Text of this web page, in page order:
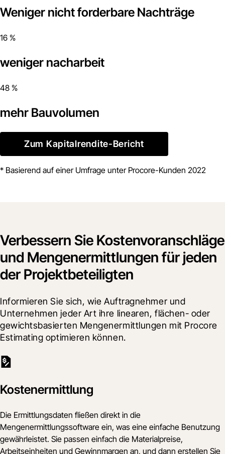
Weniger nicht forderbare Nachträge
16 %
weniger nacharbeit
48 %
mehr Bauvolumen
Zum Kapitalrendite-Bericht
* Basierend auf einer Umfrage unter Procore-Kunden 2022
Verbessern Sie Kostenvoranschläge
und Mengenermittlungen für jeden
der Projektbeteiligten
Informieren Sie sich, wie Auftragnehmer und
Unternehmen jeder Art ihre linearen, flächen- oder
gewichtsbasierten Mengenermittlungen mit Procore
Estimating optimieren können.
Kostenermittlung
Die Ermittlungsdaten fließen direkt in die
Mengenermittlungssoftware ein, was eine einfache Benutzung
gewährleistet. Sie passen einfach die Materialpreise,
Arbeitseinheiten und Gewinnmargen an, und dann erstellen Sie